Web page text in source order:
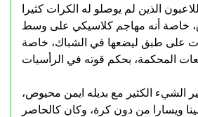
الذين لم يوصلو له الكرات كثيرا
خاصة أنه مهاجم كلاسيكي على وسط
على طبق ليضعها في الشباك، خاصة
الشيء الكثير مع بديله ايمن محيوص،
ويسارا من دون كرة، وكان كالحاصر